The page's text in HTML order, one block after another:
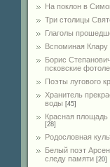
На поклон в
Три столицы
Глаголы
Вспоминая
Борис
псковские
Поэты лугового
Хранитель
воды [45]
Красная площадь
[28]
Родословная
Белый поэт
следу памяти [20]